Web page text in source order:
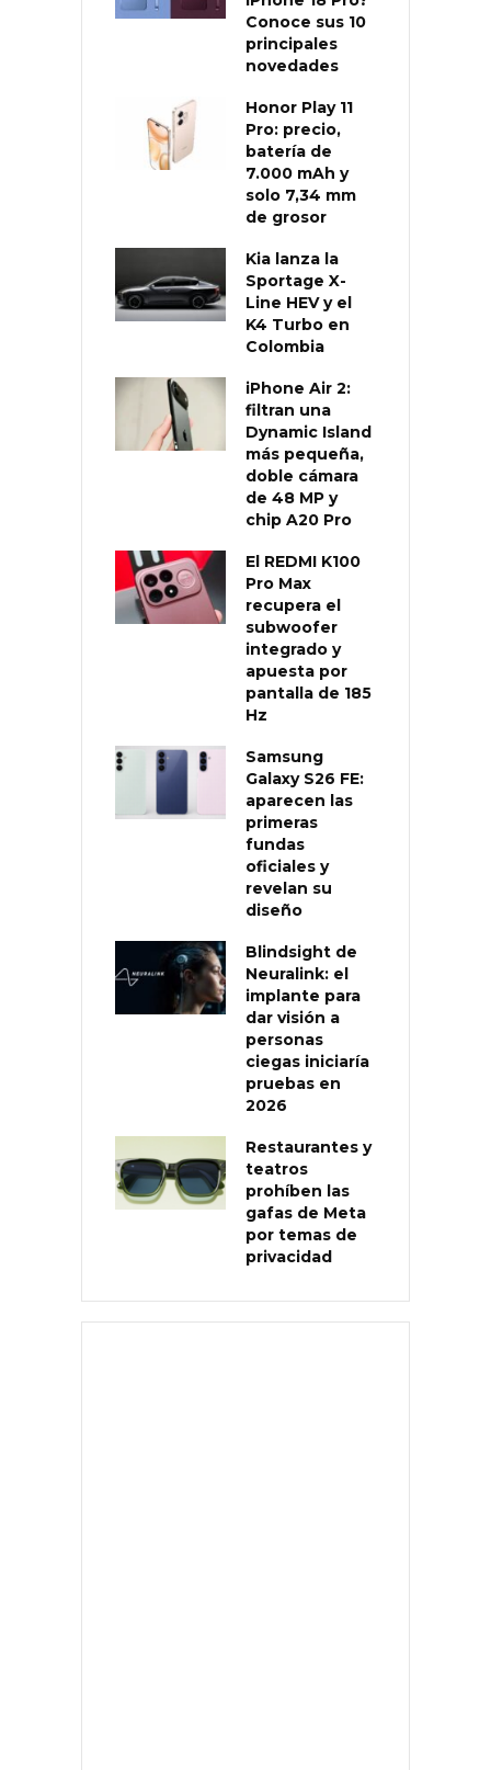
Conoce sus 10
principales
novedades
Honor Play 11
Pro: precio,
batería de
7.000 mAh y
solo 7,34 mm
de grosor
Kia lanza la
Sportage X-
Line HEV y el
K4 Turbo en
Colombia
iPhone Air 2:
filtran una
Dynamic Island
más pequeña,
doble cámara
de 48 MP y
chip A20 Pro
El REDMI K100
Pro Max
recupera el
subwoofer
integrado y
apuesta por
pantalla de 185
Hz
Samsung
Galaxy S26 FE:
aparecen las
primeras
fundas
oficiales y
revelan su
diseño
Blindsight de
Neuralink: el
implante para
dar visión a
personas
ciegas iniciaría
pruebas en
2026
Restaurantes y
teatros
prohíben las
gafas de Meta
por temas de
privacidad